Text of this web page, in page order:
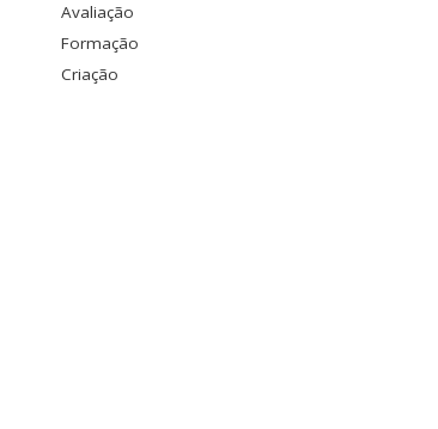
Avaliação
Formação
Criação